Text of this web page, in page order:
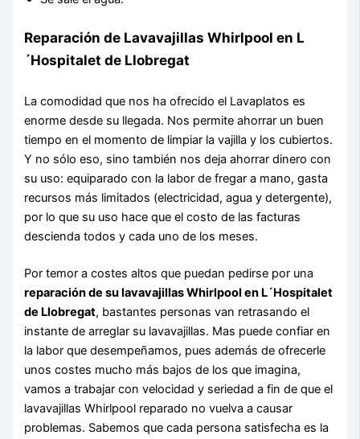
Reparación de Lavavajillas Whirlpool en L
´Hospitalet de Llobregat
La comodidad que nos ha ofrecido el Lavaplatos es
enorme desde su llegada. Nos permite ahorrar un buen
tiempo en el momento de limpiar la vajilla y los cubiertos.
Y no sólo eso, sino también nos deja ahorrar dinero con
su uso: equiparado con la labor de fregar a mano, gasta
recursos más limitados (electricidad, agua y detergente),
por lo que su uso hace que el costo de las facturas
descienda todos y cada uno de los meses.
Por temor a costes altos que puedan pedirse por una
reparación de su lavavajillas Whirlpool en L´Hospitalet
de Llobregat, bastantes personas van retrasando el
instante de arreglar su lavavajillas. Mas puede confiar en
la labor que desempeñamos, pues además de ofrecerle
unos costes mucho más bajos de los que imagina,
vamos a trabajar con velocidad y seriedad a fin de que el
lavavajillas Whirlpool reparado no vuelva a causar
problemas. Sabemos que cada persona satisfecha es la